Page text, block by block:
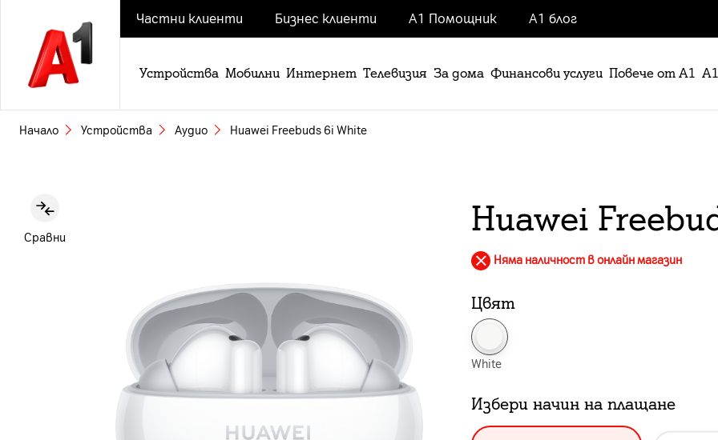
Частни клиенти Бизнес клиенти А1 Помощник А1 блог
Устройства Мобилни Интернет Телевизия За дома Финансови услуги Повече от А1
Начало Устройства Аудио Huawei Freebuds 6i White
Сравни Huawei
Няма наличност в онлайн магазин
Цвят
White
Избери начин на плащане